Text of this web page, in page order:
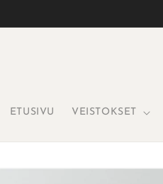
ETUSIVU VEISTOKSET